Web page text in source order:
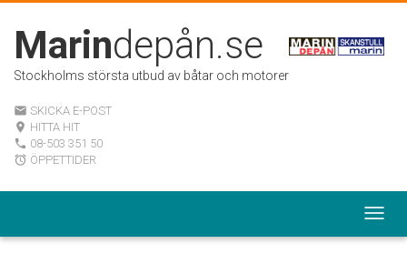
Marindepån.se
Stockholms största utbud av båtar och motorer
email SKICKA E-POST
room HITTA HIT
local_phone 08-503 351 50
alarm ÖPPETTIDER